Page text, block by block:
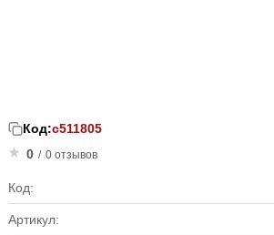
Код:с511805
0 / 0 отзывов
Код:
Артикул: